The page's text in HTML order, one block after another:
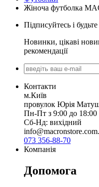
Жіноча футболка
Підписуйтесь і
Новинки, цікаві
рекомендації
Контакти
м.Київ
провулок Юрія
Пн-Пт з 9:00 до 18:00
Сб-Нд: вихідний
073 356-88-70
Компанія
Допомога